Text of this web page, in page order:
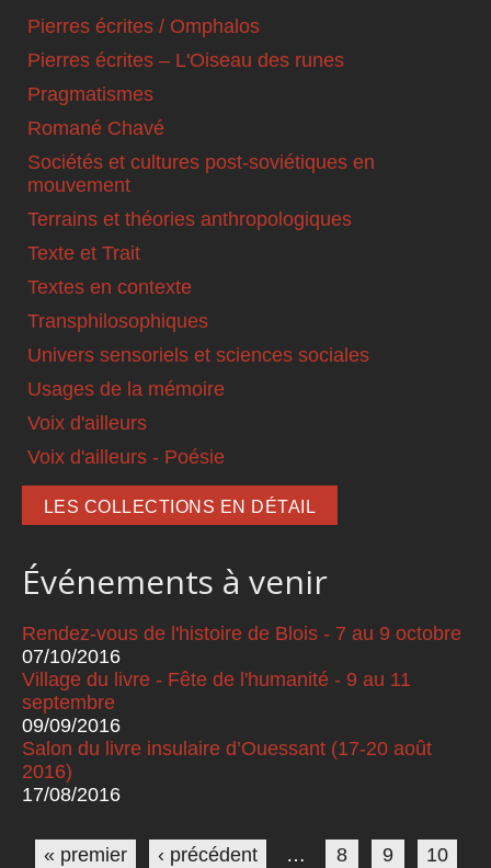
Pierres écrites / Omphalos
Pierres écrites – L'Oiseau des runes
Pragmatismes
Romané Chavé
Sociétés et cultures post-soviétiques en
mouvement
Terrains et théories anthropologiques
Texte et Trait
Textes en contexte
Transphilosophiques
Univers sensoriels et sciences sociales
Usages de la mémoire
Voix d'ailleurs
Voix d'ailleurs - Poésie
LES COLLECTIONS EN DÉTAIL
Événements à venir
Rendez-vous de l'histoire de Blois - 7 au 9 octobre
07/10/2016
Village du livre - Fête de l'humanité - 9 au 11
septembre
09/09/2016
Salon du livre insulaire d’Ouessant (17-20 août
2016)
17/08/2016
Pages
« premier ‹ précédent … 8 9 10